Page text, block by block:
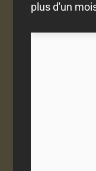
plus d'un